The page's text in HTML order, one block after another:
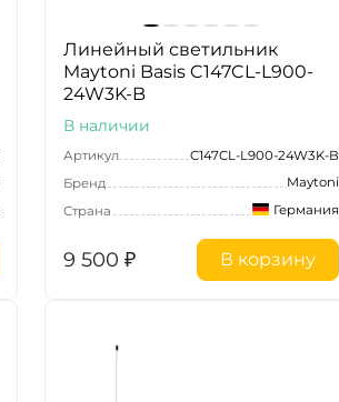
Линейный светильник
Maytoni Basis C147CL-L900-
24W3K-B
В наличии
Артикул
C147CL-L900-24W3K-B
Бренд
Maytoni
Страна
Германия
9 500 ₽ В корзину